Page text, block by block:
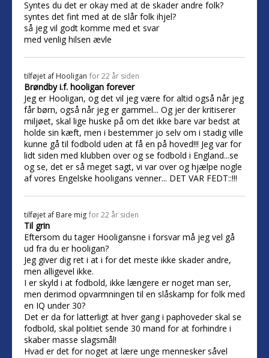
Syntes du det er okay med at de skader andre folk?
syntes det fint med at de slår folk ihjel?
så jeg vil godt komme med et svar
med venlig hilsen ævle
tilføjet af Hooligan for 22 år siden
Brøndby i.f. hooligan forever
Jeg er Hooligan, og det vil jeg være for altid også når jeg
får børn, også når jeg er gammel... Og jer der kritiserer
miljøet, skal lige huske på om det ikke bare var bedst at
holde sin kæft, men i bestemmer jo selv om i stadig ville
kunne gå til fodbold uden at få en på hoved!!! Jeg var for
lidt siden med klubben over og se fodbold i England...se
og se, det er så meget sagt, vi var over og hjælpe nogle
af vores Engelske hooligans venner... DET VAR FEDT::!!!
tilføjet af Bare mig for 22 år siden
Til grin
Eftersom du tager Hooligansne i forsvar må jeg vel gå
ud fra du er hooligan?
Jeg giver dig ret i at i for det meste ikke skader andre,
men alligevel ikke.
I er skyld i at fodbold, ikke længere er noget man ser,
men derimod opvarmningen til en slåskamp for folk med
en IQ under 30?
Det er da for latterligt at hver gang i paphoveder skal se
fodbold, skal politiet sende 30 mand for at forhindre i
skaber masse slagsmål!
Hvad er det for noget at lære unge mennesker såvel